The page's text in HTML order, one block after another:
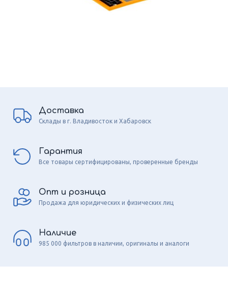
Доставка
Склады в г. Владивосток и Хабаровск
Гарантия
Все товары сертифицированы, проверенные бренды
Опт и розница
Продажа для юридических и физических лиц
Наличие
985 000 фильтров в наличии, оригиналы и аналоги